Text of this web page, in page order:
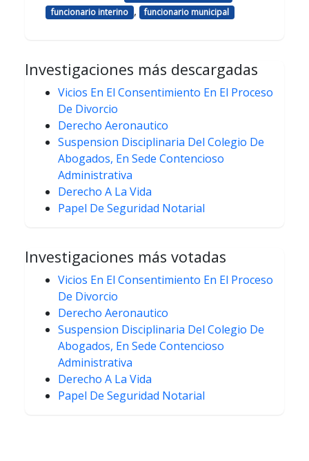
funcionario interino , funcionario municipal
Investigaciones más descargadas
Vicios En El Consentimiento En El Proceso
De Divorcio
Derecho Aeronautico
Suspension Disciplinaria Del Colegio De
Abogados, En Sede Contencioso
Administrativa
Derecho A La Vida
Papel De Seguridad Notarial
Investigaciones más votadas
Vicios En El Consentimiento En El Proceso
De Divorcio
Derecho Aeronautico
Suspension Disciplinaria Del Colegio De
Abogados, En Sede Contencioso
Administrativa
Derecho A La Vida
Papel De Seguridad Notarial